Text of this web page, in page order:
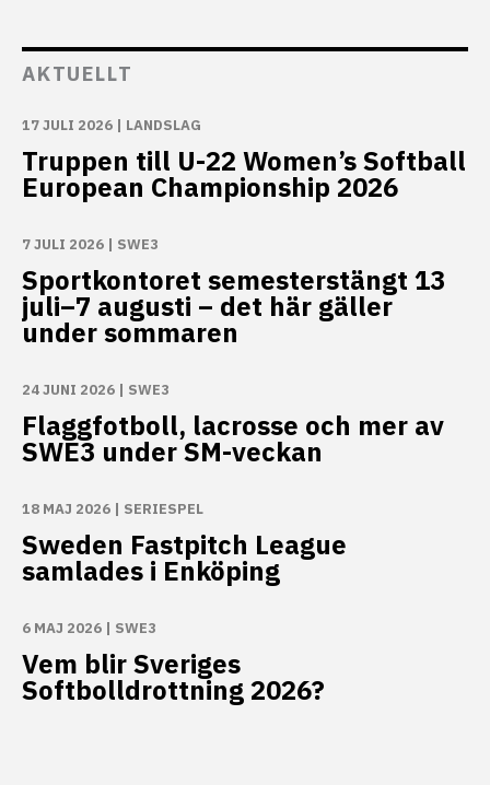
AKTUELLT
17 JULI 2026 | LANDSLAG
Truppen till U-22 Women’s Softball
European Championship 2026
7 JULI 2026 | SWE3
Sportkontoret semesterstängt 13
juli–7 augusti – det här gäller
under sommaren
24 JUNI 2026 | SWE3
Flaggfotboll, lacrosse och mer av
SWE3 under SM-veckan
18 MAJ 2026 | SERIESPEL
Sweden Fastpitch League
samlades i Enköping
6 MAJ 2026 | SWE3
Vem blir Sveriges
Softbolldrottning 2026?